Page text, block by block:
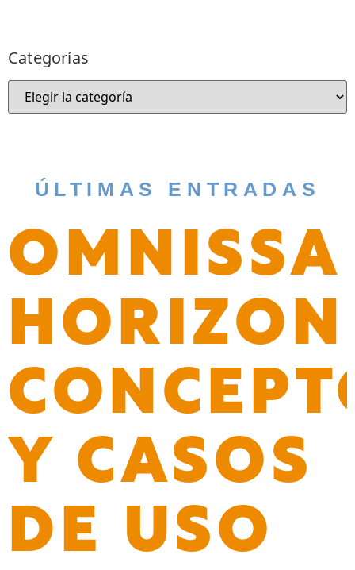
Categorías
ÚLTIMAS ENTRADAS
OMNISSA
Y CASOS
DE USO